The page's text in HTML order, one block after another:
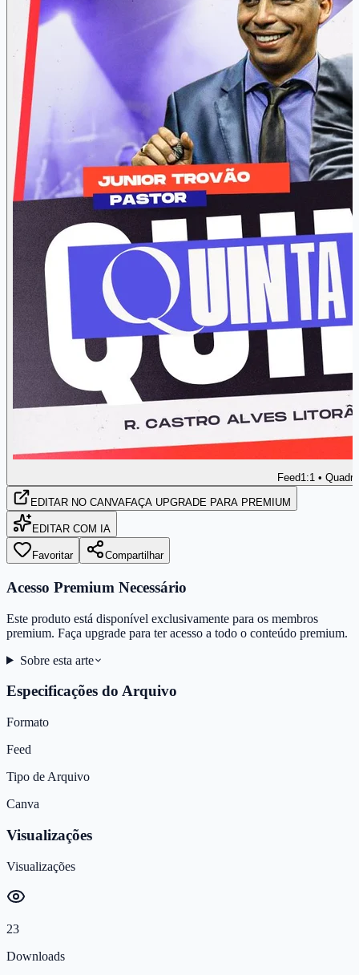
Feed1:1 •
EDITAR NO CANVAFAÇA UPGRADE PARA PREMIUM
EDITAR COM IA
Favoritar Compartilhar
Acesso Premium Necessário
Este produto está disponível exclusivamente para os membros
premium. Faça upgrade para ter acesso a todo o conteúdo premium.
Sobre esta arte
Especificações do Arquivo
Formato
Feed
Tipo de Arquivo
Canva
Visualizações
Visualizações
23
Downloads